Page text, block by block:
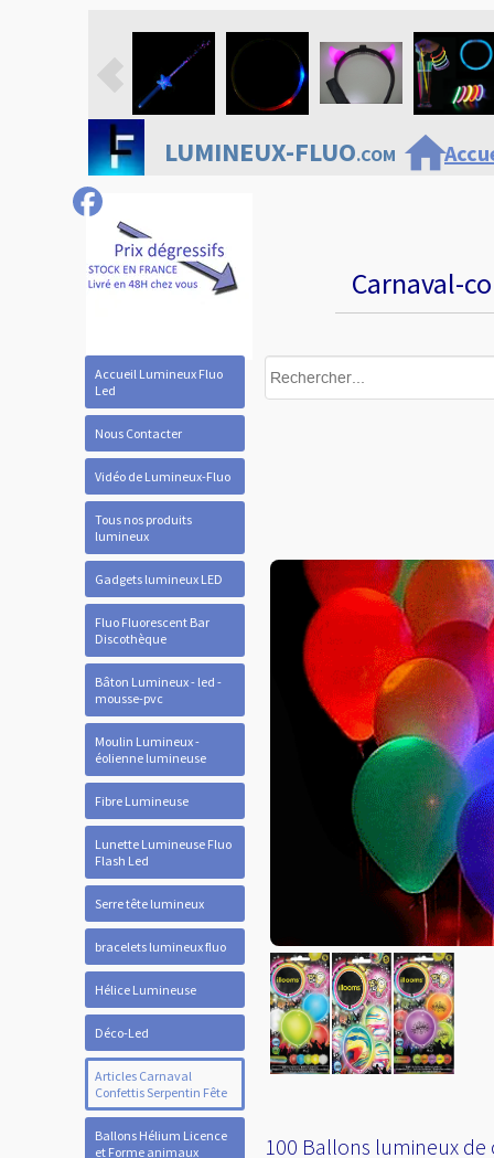
Accueil Lumineux Fluo
Led
Nous Contacter
Vidéo de Lumineux-Fluo
Tous nos produits
lumineux
Gadgets lumineux LED
Fluo Fluorescent Bar
Discothèque
Bâton Lumineux - led -
mousse-pvc
Moulin Lumineux -
éolienne lumineuse
Fibre Lumineuse
Lunette Lumineuse Fluo
Flash Led
Serre tête lumineux
bracelets lumineux fluo
Hélice Lumineuse
Déco-Led
Articles Carnaval
Confettis Serpentin Fête
Ballons Hélium Licence
et Forme animaux
LUMINEUX-FLUO.COMhome
Carnaval-
100 Ballons lumineux